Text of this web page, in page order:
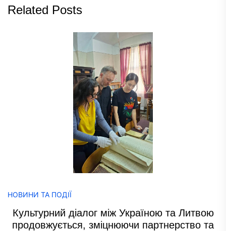
Related Posts
НОВИНИ ТА ПОДІЇ
Культурний діалог між Україною та Литвою
продовжується, зміцнюючи партнерство та